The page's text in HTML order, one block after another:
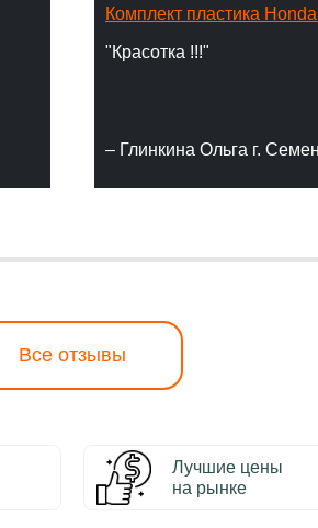
Комплект пластика
"Красотка !!!"
– Глинкина Ольга г.
Все отзывы
Лучшие цены
на рынке